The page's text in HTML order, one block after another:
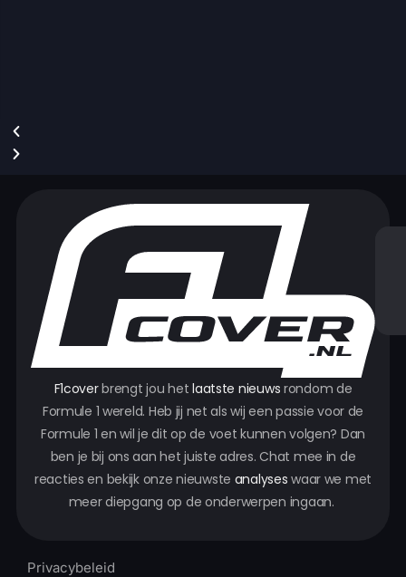
F1coverbrengt jou hetlaatste nieuws rondom de
Formule 1 wereld. Heb jij net als wij een passie voor de
Formule 1 en wil je dit op de voet kunnen volgen? Dan
ben je bij ons aan het juiste adres. Chat mee in de
reacties en bekijk onze nieuwste analyses waar we met
meer diepgang op de onderwerpen ingaan.
Privacybeleid